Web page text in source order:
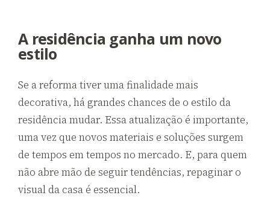
A residência ganha um novo
estilo
Se a reforma tiver uma finalidade mais
decorativa, há grandes chances de o estilo da
residência mudar. Essa atualização é importante,
uma vez que novos materiais e soluções surgem
de tempos em tempos no mercado. E, para quem
não abre mão de seguir tendências, repaginar o
visual da casa é essencial.